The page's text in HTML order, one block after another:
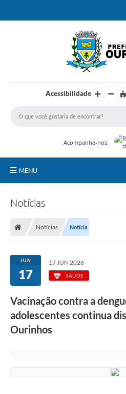
Acessibilidade
Acompanhe-nos:
MENU
Portal da Transparência
Turismo
Secretarias
Ouvidoria
Notícias
Notícias Notícia
JUN
17
17 JUN 2026
SAÚDE
Vacinação contra a
adolescentes continua
Ourinhos